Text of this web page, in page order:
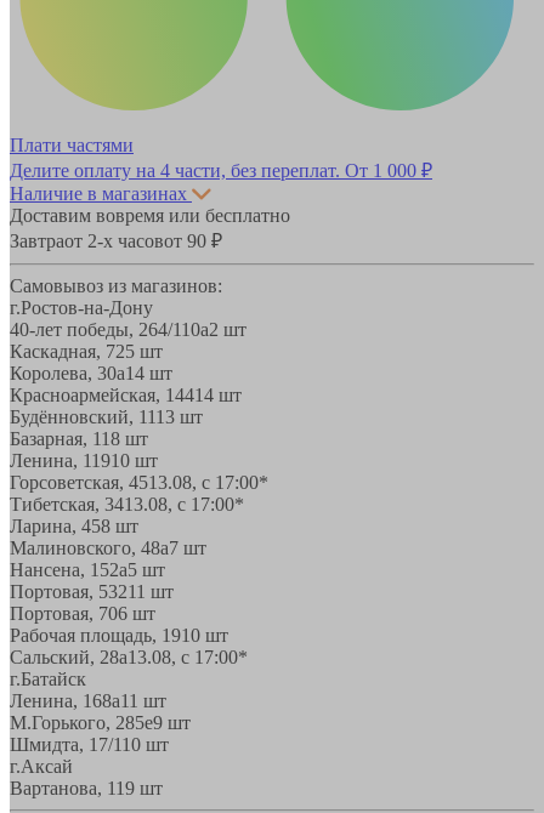
Плати частями
Делите оплату на 4 части, без переплат. От 1 000 ₽
Наличие в магазинах
Доставим вовремя или бесплатно
Завтраот 2-х часовот 90 ₽
Самовывоз из магазинов:
г.Ростов-на-Дону
40-лет победы, 264/110а2 шт
Каскадная, 725 шт
Королева, 30а14 шт
Красноармейская, 14414 шт
Будённовский, 1113 шт
Базарная, 118 шт
Ленина, 11910 шт
Горсоветская, 4513.08, с 17:00*
Тибетская, 3413.08, с 17:00*
Ларина, 458 шт
Малиновского, 48а7 шт
Нансена, 152а5 шт
Портовая, 53211 шт
Портовая, 706 шт
Рабочая площадь, 1910 шт
Сальский, 28a13.08, с 17:00*
г.Батайск
Ленина, 168а11 шт
М.Горького, 285е9 шт
Шмидта, 17/110 шт
г.Аксай
Вартанова, 119 шт